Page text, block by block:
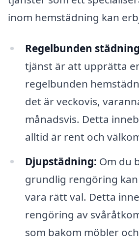
inom hemstädning kan
Regelbunden
tjänst är att upprätta
regelbunden
det är veckovis,
månadsvis. Detta
alltid är rent och
Djupstädning: Om du
grundlig rengöring
vara rätt val. Detta
rengöring av
som bakom möbler